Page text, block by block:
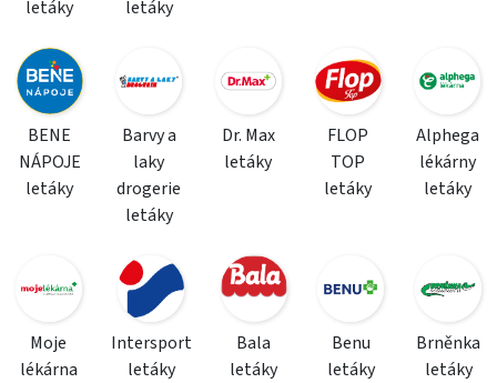
letáky letáky
BENE
NÁPOJE
letáky
Barvy a
laky
drogerie
letáky
Dr. Max
letáky
FLOP
TOP
letáky
Alphega
lékárny
letáky
Moje
lékárna
Intersport
letáky
Bala
letáky
Benu
letáky
Brněnka
letáky